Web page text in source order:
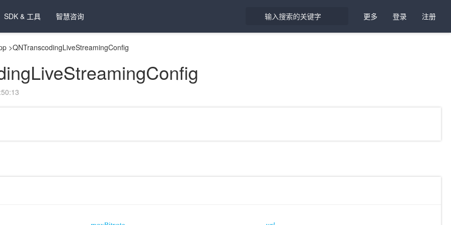
SDK & 工具 智慧咨询 更多 登录 注册
>QNTranscodingLiveStreamingConfig